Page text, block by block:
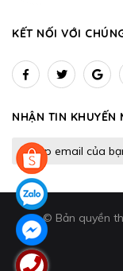
KẾT NỐI VỚI
NHẬN TIN KHUYẾN
© Bản quyền